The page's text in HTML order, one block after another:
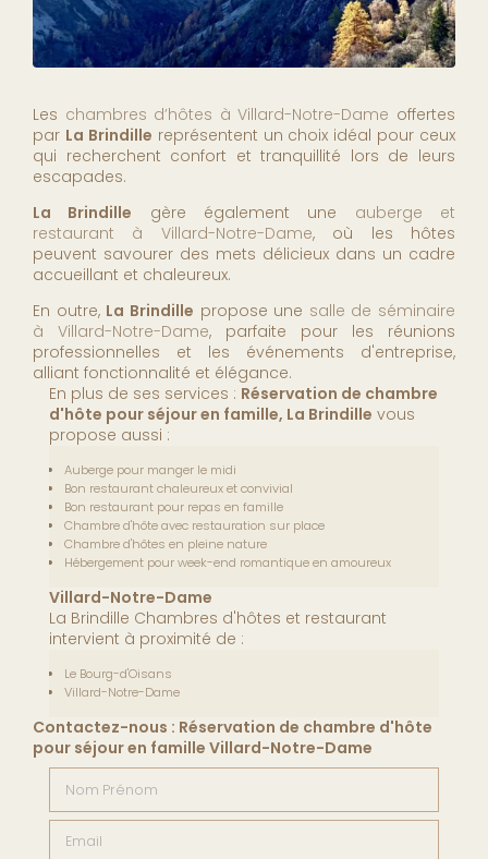
Les chambres d’hôtes à Villard-Notre-Dame offertes
par La Brindille représentent un choix idéal pour ceux
qui recherchent confort et tranquillité lors de leurs
escapades.
La Brindille gère également une auberge et
restaurant à Villard-Notre-Dame, où les hôtes
peuvent savourer des mets délicieux dans un cadre
accueillant et chaleureux.
En outre, La Brindille propose une salle de séminaire
à Villard-Notre-Dame, parfaite pour les réunions
professionnelles et les événements d'entreprise,
alliant fonctionnalité et élégance.
En plus de ses services : Réservation de chambre
d'hôte pour séjour en famille, La Brindille vous
propose aussi :
Auberge pour manger le midi
Bon restaurant chaleureux et convivial
Bon restaurant pour repas en famille
Chambre d'hôte avec restauration sur place
Chambre d'hôtes en pleine nature
Hébergement pour week-end romantique en amoureux
Villard-Notre-Dame
La Brindille Chambres d'hôtes et restaurant
intervient à proximité de :
Le Bourg-d'Oisans
Villard-Notre-Dame
Contactez-nous : Réservation de chambre d'hôte
pour séjour en famille Villard-Notre-Dame
Email